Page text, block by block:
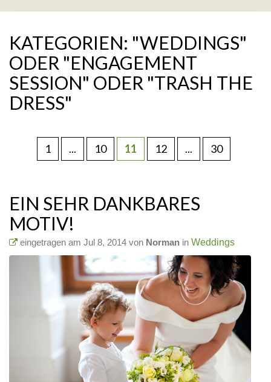
KATEGORIEN: "WEDDINGS"
ODER "ENGAGEMENT
SESSION" ODER "TRASH THE
DRESS"
1 ... 10 11 12 ... 30
EIN SEHR DANKBARES
MOTIV!
eingetragen am Jul 8, 2014 von Norman in Weddings